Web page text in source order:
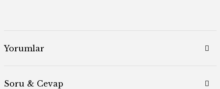
Yorumlar
Soru & Cevap